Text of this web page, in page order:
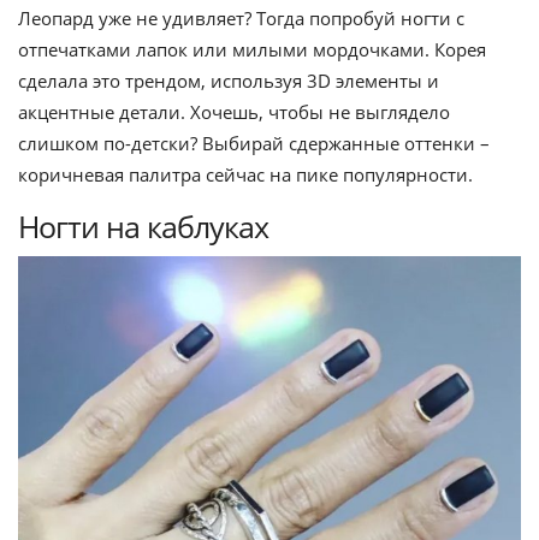
Леопард уже не удивляет? Тогда попробуй ногти с
отпечатками лапок или милыми мордочками. Корея
сделала это трендом, используя 3D элементы и
акцентные детали. Хочешь, чтобы не выглядело
слишком по-детски? Выбирай сдержанные оттенки –
коричневая палитра сейчас на пике популярности.
Ногти на каблуках